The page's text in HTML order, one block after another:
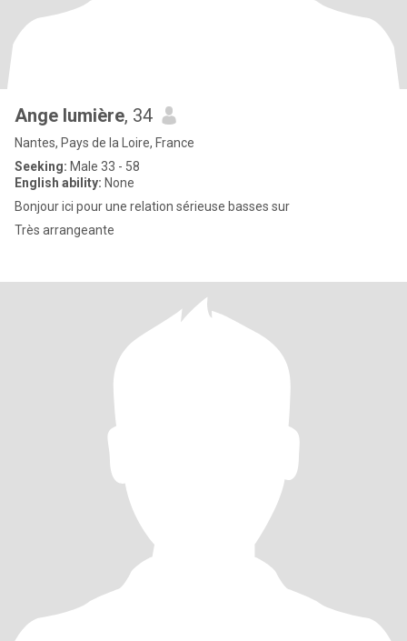
Ange lumière, 34
Nantes, Pays de la Loire, France
Seeking: Male 33 - 58
English ability: None
Bonjour ici pour une relation sérieuse basses sur
Très arrangeante